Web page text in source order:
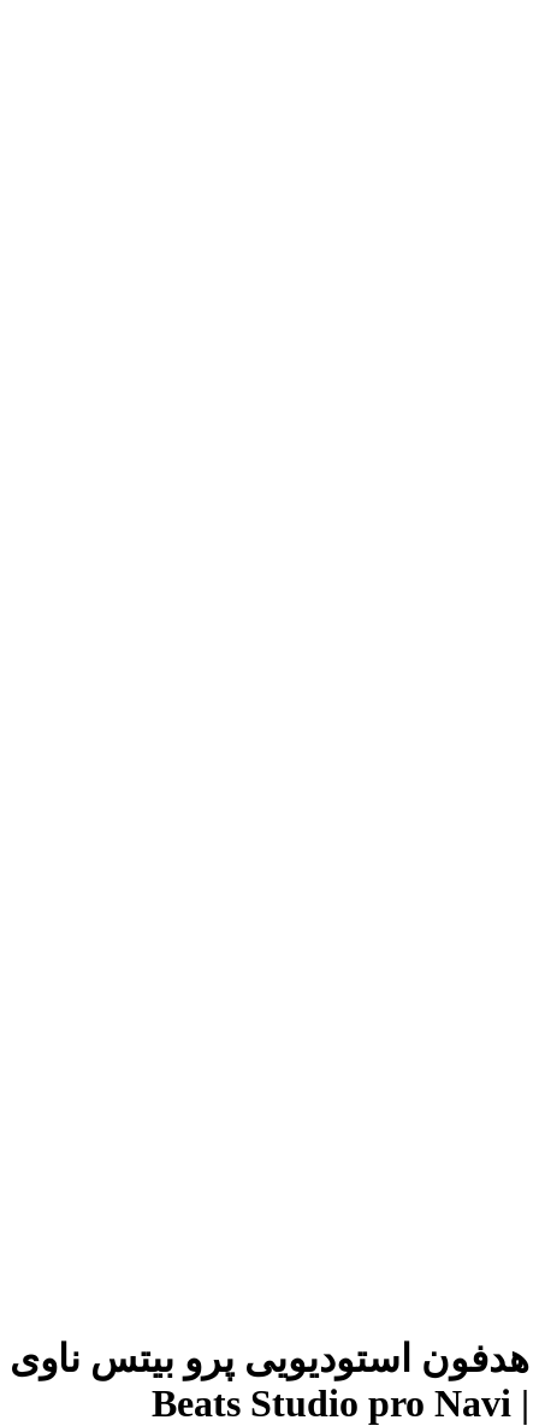
هدفون استودیویی پرو بیتس ناوی
| Beats Studio pro Navi